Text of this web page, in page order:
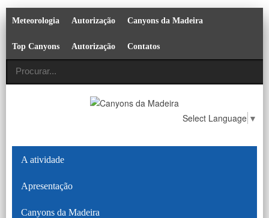
Meteorologia Autorização Canyons da Madeira
Top Canyons Autorização Contatos
Select Language ▼
A atividade
Apresentação
Canyons da Madeira